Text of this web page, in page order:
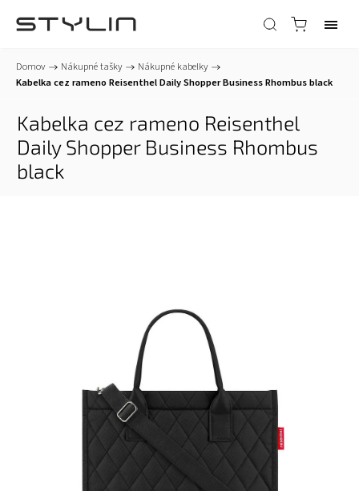
Domov / Nákupné tašky / Nákupné kabelky /
Kabelka cez rameno Reisenthel Daily Shopper Business Rhombus black
Kabelka cez rameno Reisenthel
Daily Shopper Business Rhombus
black